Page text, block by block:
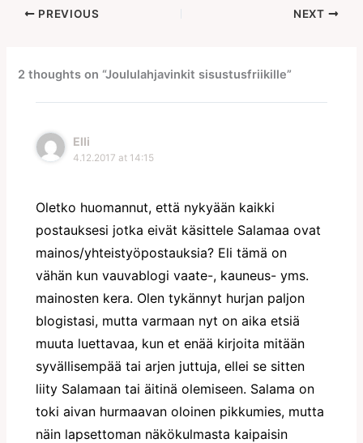
PREVIOUS NEXT
2 thoughts on “Joululahjavinkit sisustusfriikille”
Elli
4.12.2017 at 14:15
Oletko huomannut, että nykyään kaikki
postauksesi jotka eivät käsittele Salamaa ovat
mainos/yhteistyöpostauksia? Eli tämä on
vähän kun vauvablogi vaate-, kauneus- yms.
mainosten kera. Olen tykännyt hurjan paljon
blogistasi, mutta varmaan nyt on aika etsiä
muuta luettavaa, kun et enää kirjoita mitään
syvällisempää tai arjen juttuja, ellei se sitten
liity Salamaan tai äitinä olemiseen. Salama on
toki aivan hurmaavan oloinen pikkumies, mutta
näin lapsettoman näkökulmasta kaipaisin